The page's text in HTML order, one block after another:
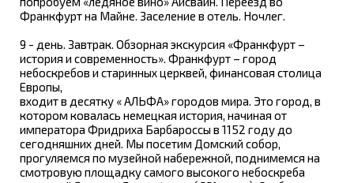
Франкфурт на Майне. Заселение в отель. Ночлег.
9 - день. Завтрак. Обзорная экскурсия «Франкфурт –
история и современность». Франкфурт – город
небоскребов и старинных церквей, финансовая столица
Европы,
входит в десятку « АЛЬФА» городов мира. Это город, в
котором ковалась немецкая история, начиная от
императора Фридриха Барбароссы в 1152 году до
сегодняшних дней. Мы посетим Домский собор,
прогуляемся по музейной набережной, поднимемся на
смотровую площадку самого высокого небоскреба